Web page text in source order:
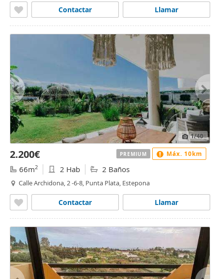
Llamar
Contactar
1/40
2.200€
66m2 2 Hab 2 Baños
Calle Archidona, 2 -6-8, Punta Plata, Estepona
Llamar
Contactar
PREMIUM Máx. 10km